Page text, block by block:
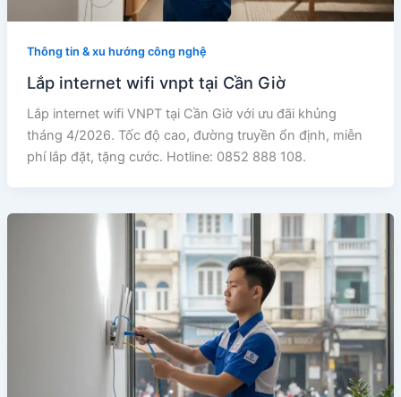
Thông tin & xu hướng công nghệ
Lắp internet wifi vnpt tại Cần Giờ
Lắp internet wifi VNPT tại Cần Giờ với ưu đãi khủng
tháng 4/2026. Tốc độ cao, đường truyền ổn định, miễn
phí lắp đặt, tặng cước. Hotline: 0852 888 108.